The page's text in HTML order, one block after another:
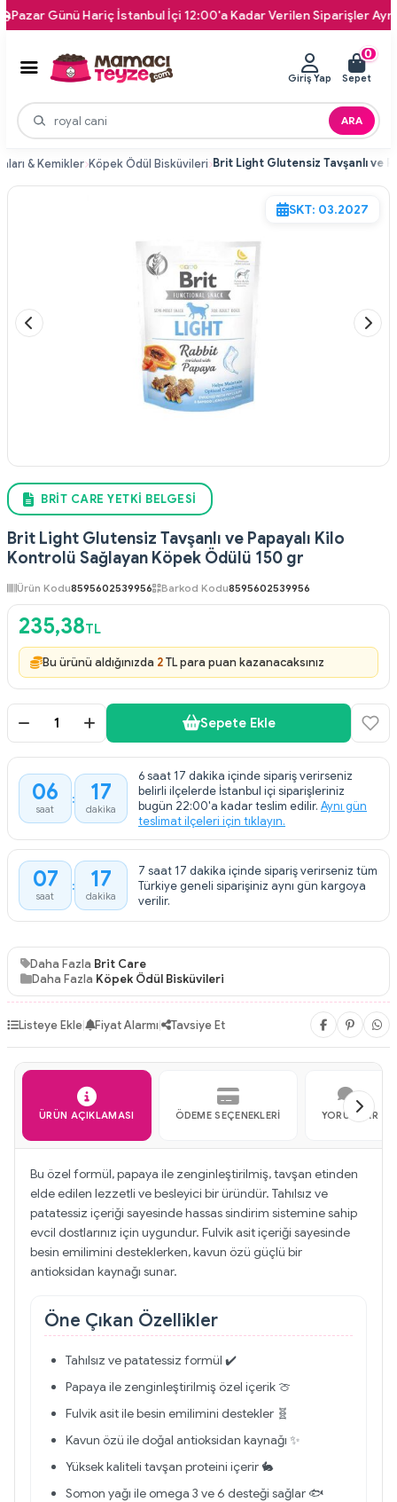
Günü Hariç İstanbul İçi 12:00'a Kadar Verilen Siparişler Aynı Gün
ARA
Giriş Yap
0
Sepet
& Kemikler Köpek Ödül Bisküvileri
SKT: 03.2027
BRIT CARE YETKI BELGESI
Brit Light Glutensiz Tavşanlı ve Papayalı Kilo
Kontrolü Sağlayan Köpek Ödülü 150 gr
Ürün Kodu8595602539956 Barkod Kodu8595602539956
235,38TL
Bu ürünü aldığınızda 2TL para puan kazanacaksınız
Sepete Ekle
06
saat
17
dakika
6 saat 17 dakika içinde sipariş verirseniz
belirli ilçelerde İstanbul içi siparişleriniz
bugün 22:00'a kadar teslim edilir. Aynı gün
teslimat ilçeleri için tıklayın.
07
saat
17
dakika
7 saat 17 dakika içinde sipariş verirseniz tüm
Türkiye geneli siparişiniz aynı gün kargoya
verilir.
Daha Fazla Brit Care
Daha Fazla Köpek Ödül Bisküvileri
Listeye Ekle| Fiyat Alarmı| Tavsiye Et
ÜRÜN AÇIKLAMASI ÖDEME SEÇENEKLERI YORUMLAR
Bu özel formül, papaya ile zenginleştirilmiş, tavşan etinden
elde edilen lezzetli ve besleyici bir üründür. Tahılsız ve
patatessiz içeriği sayesinde hassas sindirim sistemine sahip
evcil dostlarınız için uygundur. Fulvik asit içeriği sayesinde
besin emilimini desteklerken, kavun özü güçlü bir
antioksidan kaynağı sunar.
Öne Çıkan Özellikler
Tahılsız ve patatessiz formül ✔️
Papaya ile zenginleştirilmiş özel içerik 🍈
Fulvik asit ile besin emilimini destekler 🧬
Kavun özü ile doğal antioksidan kaynağı ✨
Yüksek kaliteli tavşan proteini içerir 🐇
Somon yağı ile omega 3 ve 6 desteği sağlar 🐟